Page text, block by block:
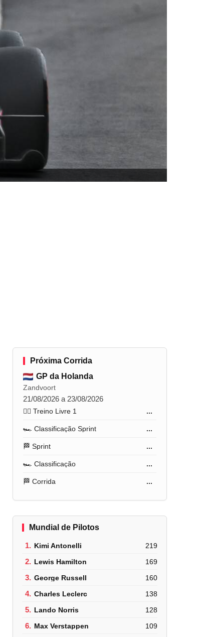
Próxima Corrida
GP da Holanda
Zandvoort
21/08/2026 a 23/08/2026
🏋️‍♂️ Treino Livre 1 ...
🏎️ Classificação Sprint ...
🏁 Sprint ...
🏎️ Classificação ...
🏁 Corrida ...
Mundial de Pilotos
1. Kimi Antonelli 219
2. Lewis Hamilton 169
3. George Russell 160
4. Charles Leclerc 138
5. Lando Norris 128
6. Max Verstappen 109